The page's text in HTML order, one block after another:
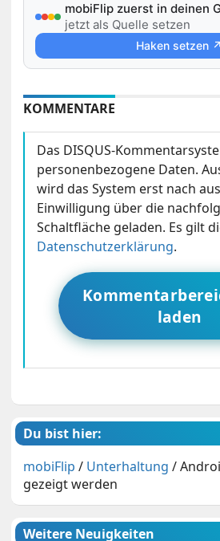
mobiFlip zuerst in deinen
jetzt als Quelle setzen
Haken setzen ↗
KOMMENTARE
Das DISQUS-
personenbezogene Daten.
wird das System erst nach
Einwilligung über die
Schaltfläche geladen. Es gilt
Datenschutzerklärung.
laden
Du bist hier:
mobiFlip / Unterhaltung /
gezeigt werden
Weitere Neuigkeiten